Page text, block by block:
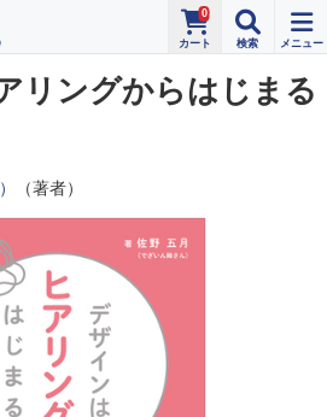
0
リングからはじまる
（著者）